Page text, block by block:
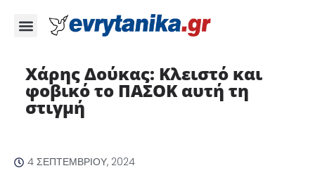
Χάρης Δούκας: Κλειστό και
φοβικό το ΠΑΣΟΚ αυτή τη
στιγμή
4 ΣΕΠΤΕΜΒΡΊΟΥ, 2024